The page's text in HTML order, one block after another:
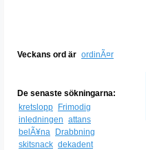
Veckans ord är ordinÃ¤r
De senaste sökningarna:
kretslopp
Frimodig
inledningen attans
belÃ¥na
Drabbning
skitsnack dekadent